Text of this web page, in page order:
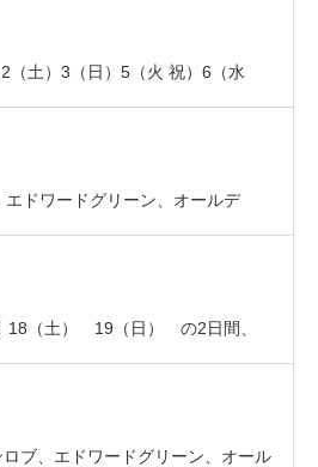
ドグリーン、J…
（土）3（日）5（火 祝）6（水
が10…
ドワードグリーン、オールデ
級靴の買取査定が7%上乗…
18（土） 19（日） の2日間、
る買取イ…
ブ、エドワードグリーン、オール